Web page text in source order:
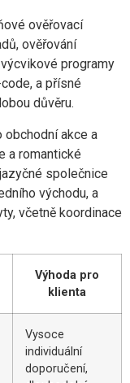
ověřovací
ověřování
programy
a přísné
důvěru.
obchodní akce a
a romantické
společnice
východu, a
včetně koordinace
Výhoda pro
klienta
Vysoce
individuální
doporučení,